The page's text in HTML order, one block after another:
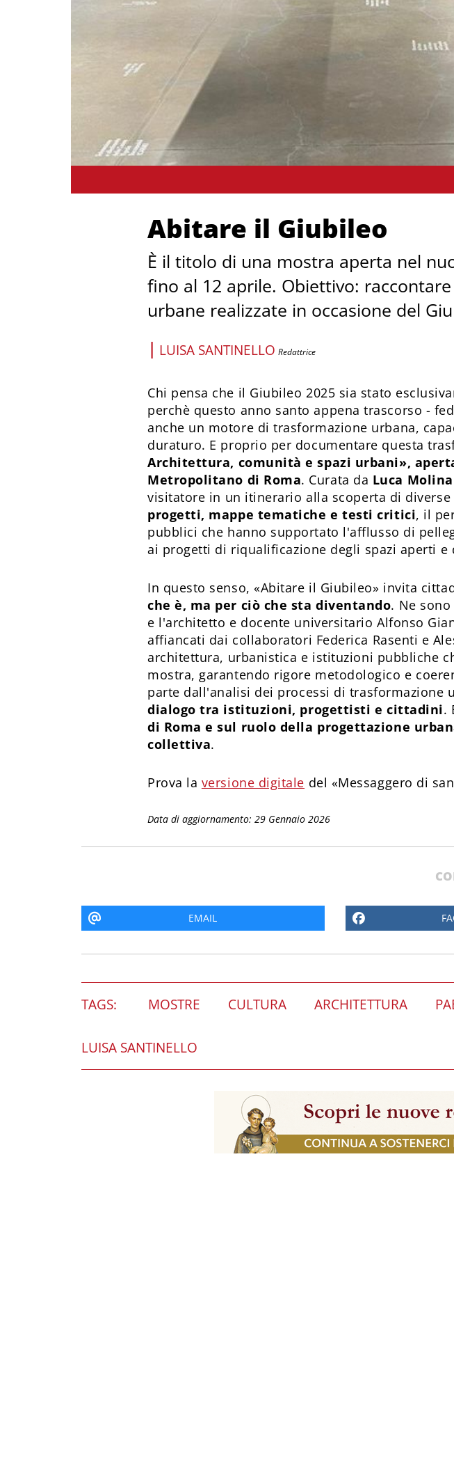
Abitare il Giubileo
È il titolo di una mostra aperta nel
fino al 12 aprile. Obiettivo:
urbane realizzate in occasione del
| LUISA SANTINELLO Redattrice
Chi pensa che il Giubileo 2025 sia stato
perchè questo anno santo appena trascorso -
anche un motore di trasformazione urbana,
duraturo. E proprio per documentare questa
Architettura, comunità e spazi urbani»,
Metropolitano di Roma. Curata da Luca
visitatore in un itinerario alla scoperta di
progetti, mappe tematiche e testi critici, il
pubblici che hanno supportato l'afflusso di
ai progetti di riqualificazione degli spazi aperti e
In questo senso, «Abitare il Giubileo» invita
che è, ma per ciò che sta diventando. Ne
e l'architetto e docente universitario Alfonso
affiancati dai collaboratori Federica Rasenti e
architettura, urbanistica e istituzioni pubbliche
mostra, garantendo rigore metodologico e
parte dall'analisi dei processi di
dialogo tra istituzioni, progettisti e cittadini.
di Roma e sul ruolo della progettazione
collettiva.
Prova la versione digitale del «Messaggero di
Data di aggiornamento: 29 Gennaio 2026
EMAIL
TAGS: MOSTRE CULTURA ARCHITETTURA
LUISA SANTINELLO